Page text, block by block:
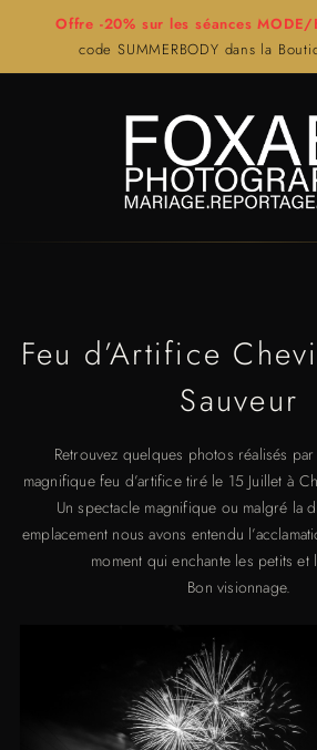
Offre -20% sur les séances MODE/
code SUMMERBODY dans la
Feu d’Artifice
Sauveur
Retrouvez quelques photos réalisés
magnifique feu d’artifice tiré le 15 Juillet à
Un spectacle magnifique ou malgré la
emplacement nous avons entendu
moment qui enchante les petits et
Bon visionnage.